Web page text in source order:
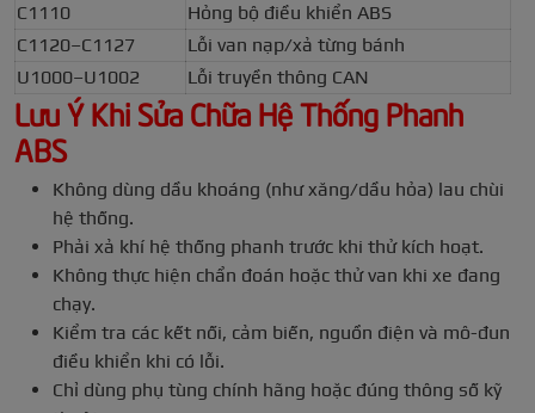
C1110
Hỏng bộ điều khiển ABS
C1120–C1127
Lỗi van nạp/xả từng bánh
U1000–U1002
Lỗi truyền thông CAN
Lưu Ý Khi Sửa Chữa Hệ Thống Phanh
ABS
Không dùng dầu khoáng (như xăng/dầu hỏa) lau chùi
hệ thống.
Phải xả khí hệ thống phanh trước khi thử kích hoạt.
Không thực hiện chẩn đoán hoặc thử van khi xe đang
chạy.
Kiểm tra các kết nối, cảm biến, nguồn điện và mô-đun
điều khiển khi có lỗi.
Chỉ dùng phụ tùng chính hãng hoặc đúng thông số kỹ